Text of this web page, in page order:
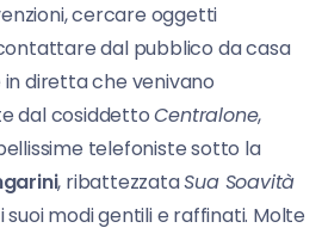
cercare oggetti
dal pubblico da casa
diretta che venivano
dal cosiddettoCentralone,
telefoniste sotto la
, ribattezzataSua Soavità
suoi modi gentili e raffinati. Molte